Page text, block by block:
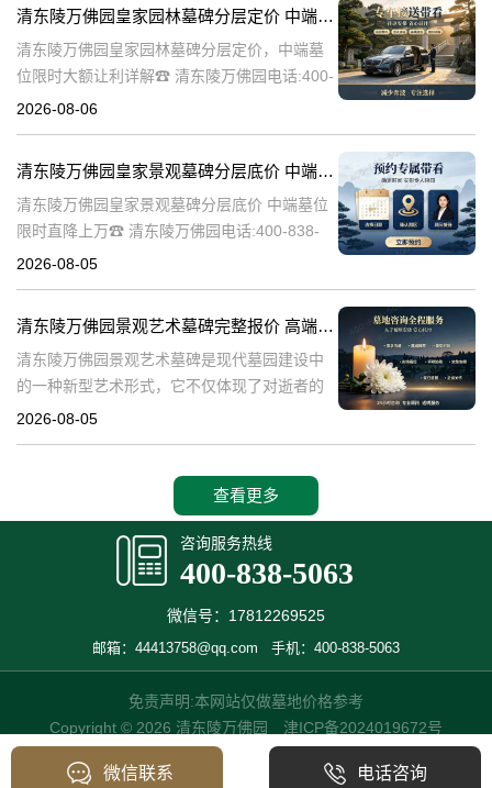
清
清东陵万佛园皇家园林墓碑分层定价 中端墓位限时大额让利详解
清东陵万佛园皇家园林墓碑分层定价，中端墓
位限时大额让利详解☎ 清东陵万佛园电话:400-
838-5063清东陵万佛园，作为中国历史上著名
2026-08-06
清东陵万佛园皇家景观墓碑分层底价 中端墓位限时直降上万
清东陵万佛园皇家景观墓碑分层底价 中端墓位
限时直降上万☎ 清东陵万佛园电话:400-838-
5063清东陵万佛园，作为中国历史上著名的皇
2026-08-05
清东陵万佛园景观艺术墓碑完整报价 高端墓型大额直降活动详解
清东陵万佛园景观艺术墓碑是现代墓园建设中
的一种新型艺术形式，它不仅体现了对逝者的
尊重和缅怀，更是一种文化艺术的传承。本文
2026-08-05
查看更多
咨询服务热线
400-838-5063
微信号：17812269525
邮箱：44413758@qq.com 手机：400-838-5063
免责声明:本网站仅做墓地价格参考
Copyright © 2026 清东陵万佛园 津ICP备2024019672号
微信联系 电话咨询